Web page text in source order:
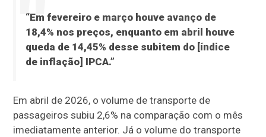
“Em fevereiro e março houve avanço de
18,4% nos preços, enquanto em abril houve
queda de 14,45% desse subitem do [índice
de inflação] IPCA.”
Em abril de 2026, o volume de transporte de
passageiros subiu 2,6% na comparação com o mês
imediatamente anterior. Já o volume do transporte